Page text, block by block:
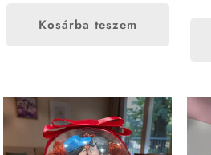
Kosárba teszem